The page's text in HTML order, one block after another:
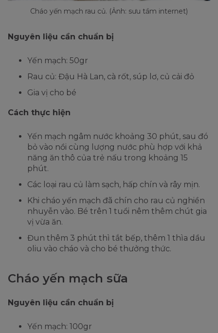
Cháo yến mạch rau củ. (Ảnh: sưu tầm internet)
Nguyên liệu cần chuẩn bị
Yến mạch: 50gr
Rau củ: Đậu Hà Lan, cà rốt, súp lơ, củ cải đỏ
Gia vị cho bé
Cách thực hiện
Yến mạch ngâm nước khoảng 30 phút, sau đó
bỏ vào nồi cùng lượng nước phù hợp với khả
năng ăn thô của trẻ nấu trong khoảng 15
phút.
Các loại rau củ làm sạch, hấp chín và rây mịn.
Khi cháo yến mạch đã chín cho rau củ nghiền
nhuyễn vào. Bé trên 1 tuổi nêm thêm chút gia
vị vừa ăn.
Đun thêm 3 phút thì tắt bếp, thêm 1 thìa dầu
oliu vào cháo và cho bé thưởng thức.
Cháo yến mạch sữa
Nguyên liệu cần chuẩn bị
Yến mạch: 100gr